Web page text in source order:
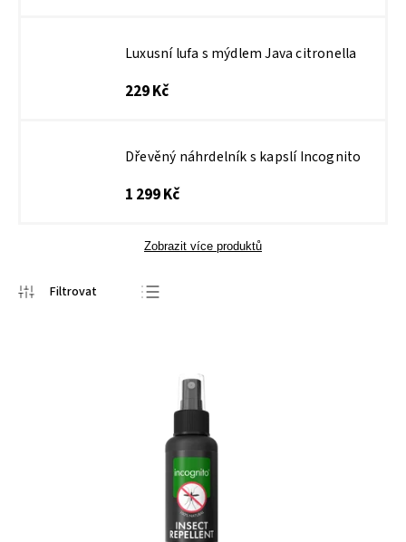
Luxusní lufa s mýdlem Java citronella
229 Kč
Dřevěný náhrdelník s kapslí Incognito
1 299 Kč
Zobrazit více produktů
Nejprodávanější
Abecedně